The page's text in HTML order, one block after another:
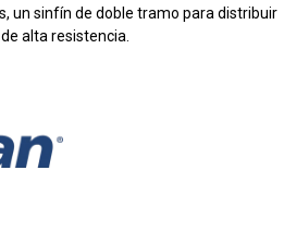
un sinfín de doble tramo para distribuir
alta resistencia.